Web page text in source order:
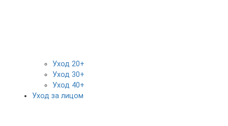
Уход 20+
Уход 30+
Уход 40+
Уход за лицом